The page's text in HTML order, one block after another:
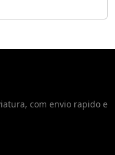
com envio rapido e